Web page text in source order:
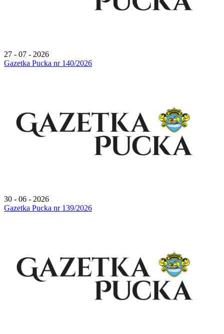
27 - 07 - 2026
Gazetka Pucka nr 140/2026
30 - 06 - 2026
Gazetka Pucka nr 139/2026